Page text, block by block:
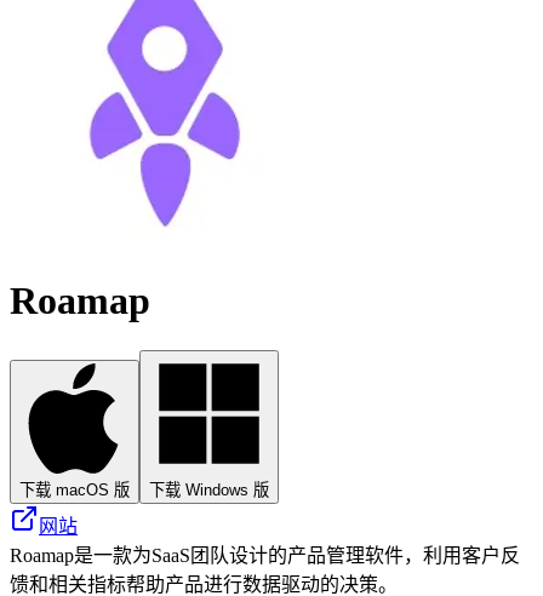
Roamap
下载 macOS 版 下载 Windows 版
网站
Roamap是一款为SaaS团队设计的产品管理软件，利用客户反
馈和相关指标帮助产品进行数据驱动的决策。